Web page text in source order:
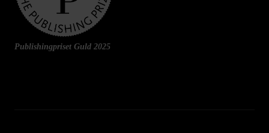
Publishingpriset Guld 2025